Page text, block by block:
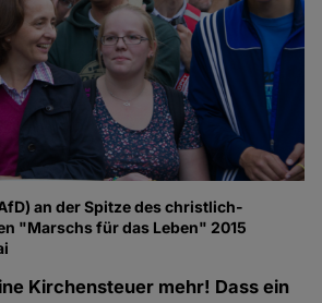
an der Spitze des christlich-
"Marschs für das Leben" 2015
Kirchensteuer mehr! Dass ein